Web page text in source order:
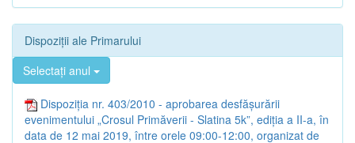
Dispoziții ale Primarului
Selectați anul
Dispoziția nr. 403/2010 - aprobarea desfășurării
evenimentului „Crosul Primăverii - Slatina 5k”, ediția a II-a, în
data de 12 mai 2019, între orele 09:00-12:00, organizat de